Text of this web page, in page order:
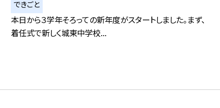
できごと
本日から３学年そろっての新年度がスタートしました。まず、
着任式で新しく城東中学校...